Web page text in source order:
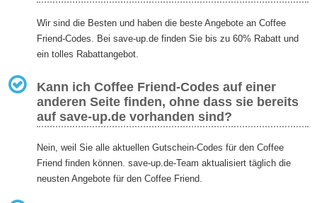
Wir sind die Besten und haben die beste Angebote an Coffee
Friend-Codes. Bei save-up.de finden Sie bis zu 60% Rabatt und
ein tolles Rabattangebot.
Kann ich Coffee Friend-Codes auf einer
anderen Seite finden, ohne dass sie bereits
auf save-up.de vorhanden sind?
Nein, weil Sie alle aktuellen Gutschein-Codes für den Coffee
Friend finden können. save-up.de-Team aktualisiert täglich die
neusten Angebote für den Coffee Friend.